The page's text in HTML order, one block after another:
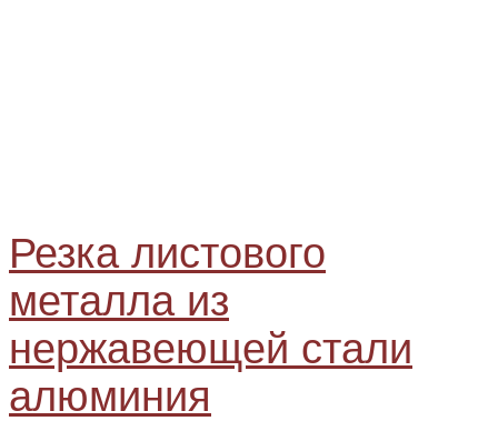
Резка листового
металла из
нержавеющей стали
алюминия